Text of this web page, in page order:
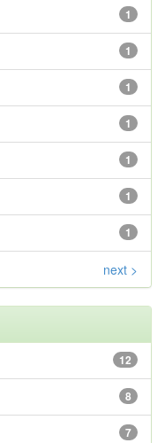
1
1
1
1
1
1
1
next >
12
8
7